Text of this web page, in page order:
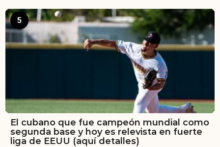
5
El cubano que fue campeón mundial como
segunda base y hoy es relevista en fuerte
liga de EEUU (aquí detalles)